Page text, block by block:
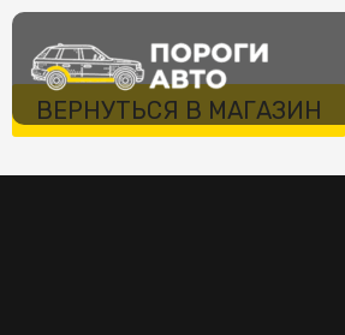
Перейти
содержимому
ВЕРНУТЬСЯ В МАГАЗИН